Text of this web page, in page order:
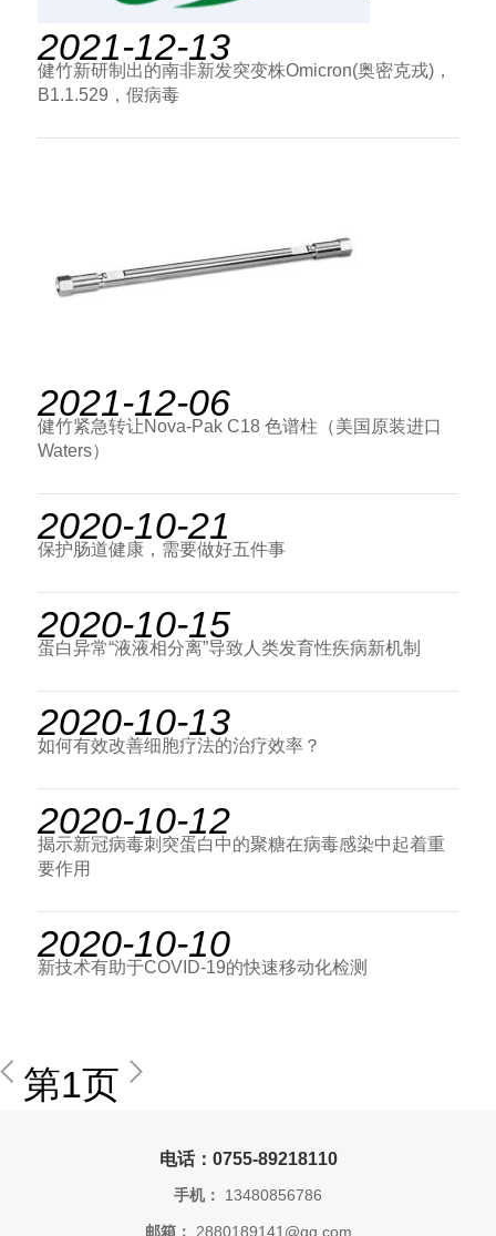
2021-12-13
健竹新研制出的南非新发突变株Omicron(奥密克戎)，
B1.1.529，假病毒
2021-12-06
健竹紧急转让Nova-Pak C18 色谱柱（美国原装进口
Waters）
2020-10-21
保护肠道健康，需要做好五件事
2020-10-15
蛋白异常“液液相分离”导致人类发育性疾病新机制
2020-10-13
如何有效改善细胞疗法的治疗效率？
2020-10-12
揭示新冠病毒刺突蛋白中的聚糖在病毒感染中起着重
要作用
2020-10-10
新技术有助于COVID-19的快速移动化检测
第1页
电话：0755-89218110
手机： 13480856786
邮箱： 2880189141@qq.com